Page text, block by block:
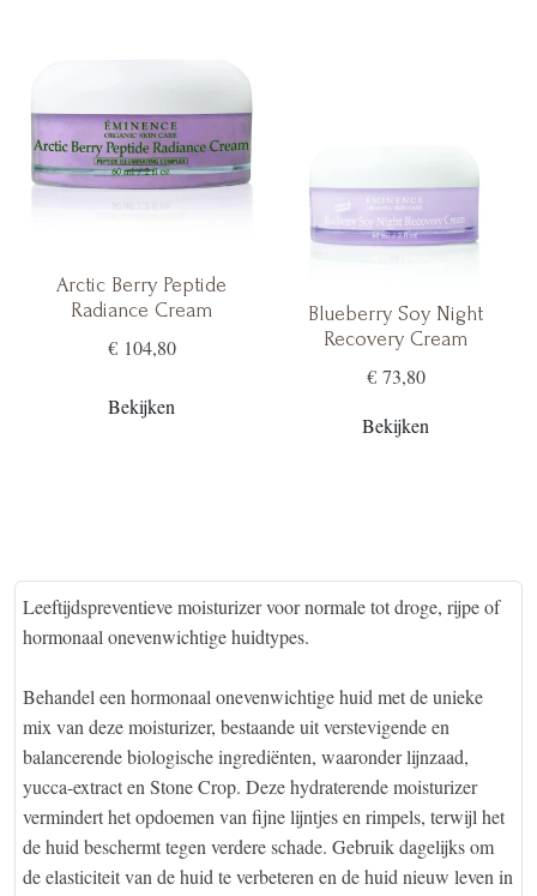
Arctic Berry Peptide
Radiance Cream
€ 104,80
Bekijken
Blueberry Soy Night
Recovery Cream
€ 73,80
Bekijken
Leeftijdspreventieve moisturizer voor normale tot droge, rijpe of
hormonaal onevenwichtige huidtypes.
Behandel een hormonaal onevenwichtige huid met de unieke
mix van deze moisturizer, bestaande uit verstevigende en
balancerende biologische ingrediënten, waaronder lijnzaad,
yucca-extract en Stone Crop. Deze hydraterende moisturizer
vermindert het opdoemen van fijne lijntjes en rimpels, terwijl het
de huid beschermt tegen verdere schade. Gebruik dagelijks om
de elasticiteit van de huid te verbeteren en de huid nieuw leven in